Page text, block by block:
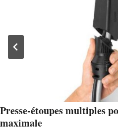
Presse-étoupes multiples
maximale